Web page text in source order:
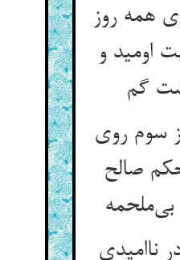
همه روز
اومید و
سوم روی
صالح
ناامیدی